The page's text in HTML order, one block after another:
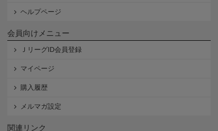
ヘルプページ
会員向けメニュー
ＪリーグID会員登録
マイページ
購入履歴
メルマガ設定
関連リンク